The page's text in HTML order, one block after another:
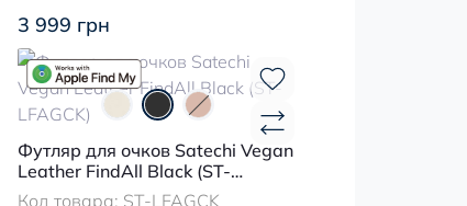
3 999 грн
Футляр для очков Satechi Vegan
Leather FindAll Black (ST-
LFAGCK)
Код товара: ST-LFAGCK